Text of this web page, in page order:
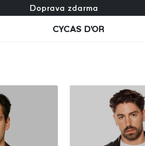
Zdarma výměna + zdarma vrácení
Doprava zdarma
CYCAS D'OR